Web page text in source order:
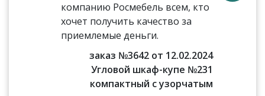
компанию Росмебель всем, кто
хочет получить качество за
приемлемые деньги.
заказ №3642 от 12.02.2024
Угловой шкаф-купе №231
компактный с узорчатым